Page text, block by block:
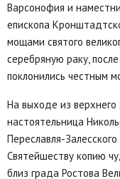
Варсонофия и
епископа
мощами святого
серебряную раку,
поклонились честным
На выходе из
настоятельница
Переславля-
Святейшеству копию
близ града Ростова